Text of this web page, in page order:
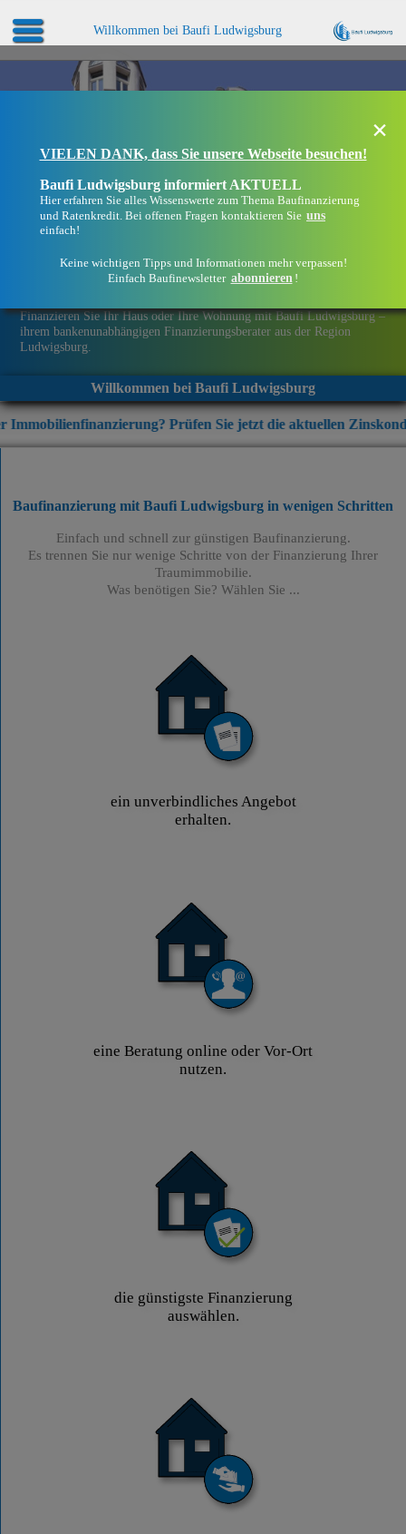
Willkommen bei Baufi Ludwigsburg
Finanzieren Sie Ihr Haus oder Ihre Wohnung mit Baufi Ludwigsburg –
ihrem bankenunabhängigen Finanzierungsberater aus der Region
Ludwigsburg.
Willkommen bei Baufi Ludwigsburg
Prüfen Sie jetzt die aktuellen Zinskonditionen +++
×
VIELEN DANK, dass Sie unsere Webseite besuchen!
Baufi Ludwigsburg informiert AKTUELL
Hier erfahren Sie alles Wissenswerte zum Thema Baufinanzierung
und Ratenkredit. Bei offenen Fragen kontaktieren Sie uns
einfach!
Keine wichtigen Tipps und Informationen mehr verpassen!
Einfach Baufinewsletter abonnieren !
Baufinanzierung mit Baufi Ludwigsburg in wenigen Schritten
Einfach und schnell zur günstigen Baufinanzierung.
Es trennen Sie nur wenige Schritte von der Finanzierung Ihrer
Traumimmobilie.
Was benötigen Sie? Wählen Sie ...
ein unverbindliches Angebot
erhalten.
eine Beratung online oder Vor-Ort
nutzen.
die günstigste Finanzierung
auswählen.